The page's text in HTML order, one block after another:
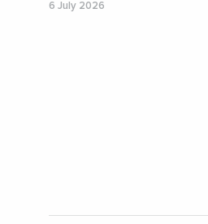
6 July 2026